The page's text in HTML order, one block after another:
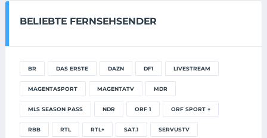
BELIEBTE FERNSEHSENDER
BR DAS ERSTE DAZN DF1 LIVESTREAM
MAGENTASPORT MAGENTATV MDR
MLS SEASON PASS NDR ORF 1 ORF SPORT +
RBB RTL RTL+ SAT.1 SERVUSTV